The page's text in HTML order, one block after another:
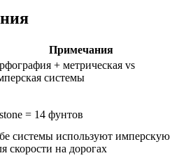
Примечания
+ метрическая vs
системы
= 14 фунтов
системы используют имперскую
скорости на дорогах